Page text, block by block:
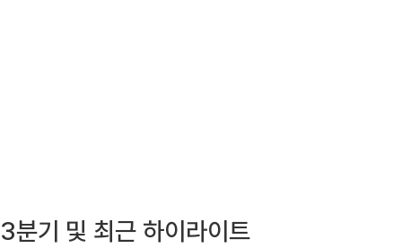
3분기 및 최근 하이라이트